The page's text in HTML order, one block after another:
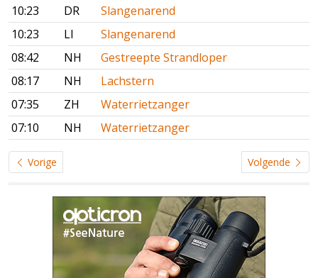
10:23
DR
Slangenarend
10:23
LI
Slangenarend
08:42
NH
Gestreepte Strandloper
08:17
NH
Lachstern
07:35
ZH
Waterrietzanger
07:10
NH Waterrietzanger
Vorige Volgende